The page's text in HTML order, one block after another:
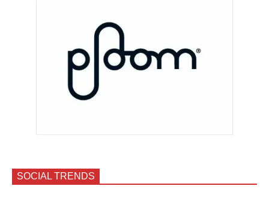
SOCIAL TRENDS